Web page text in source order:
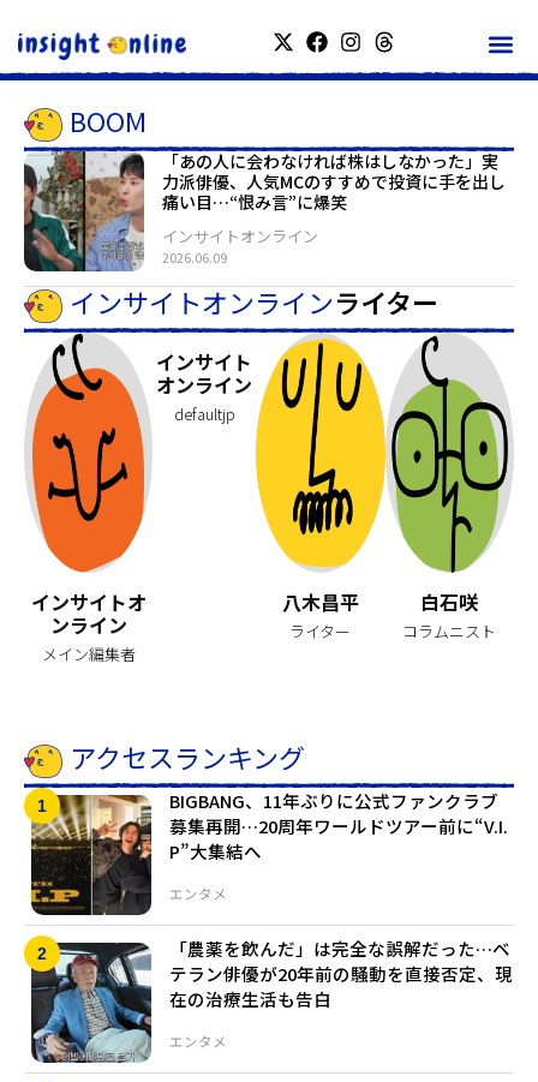
BOOM
「あの人に会わなければ株はしなかった」実
力派俳優、人気MCのすすめで投資に手を出し
痛い目…“恨み言”に爆笑
2026.06.09
インサイトオンライン
インサイトオンラインライター
インサイトオ
ンライン
メイン編集者
インサイト
オンライン
defaultjp
八木昌平
ライター
白石咲
コラムニスト
アクセスランキング
エンタメ
BIGBANG、11年ぶりに公式ファンクラブ
募集再開…20周年ワールドツアー前に“V.I.
P”大集結へ
エンタメ
「農薬を飲んだ」は完全な誤解だった…ベ
テラン俳優が20年前の騒動を直接否定、現
在の治療生活も告白